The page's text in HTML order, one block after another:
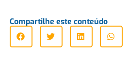
Compartilhe este conteúdo